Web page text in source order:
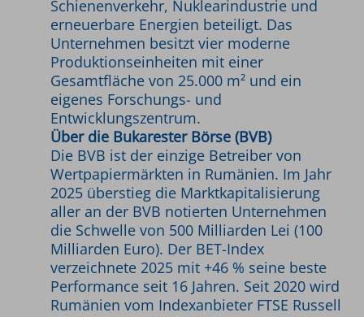
Schienenverkehr, Nuklearindustrie und
erneuerbare Energien beteiligt. Das
Unternehmen besitzt vier moderne
Produktionseinheiten mit einer
Gesamtfläche von 25.000 m² und ein
eigenes Forschungs- und
Entwicklungszentrum.
Über die Bukarester Börse (BVB)
Die BVB ist der einzige Betreiber von
Wertpapiermärkten in Rumänien. Im Jahr
2025 überstieg die Marktkapitalisierung
aller an der BVB notierten Unternehmen
die Schwelle von 500 Milliarden Lei (100
Milliarden Euro). Der BET-Index
verzeichnete 2025 mit +46 % seine beste
Performance seit 16 Jahren. Seit 2020 wird
Rumänien vom Indexanbieter FTSE Russell